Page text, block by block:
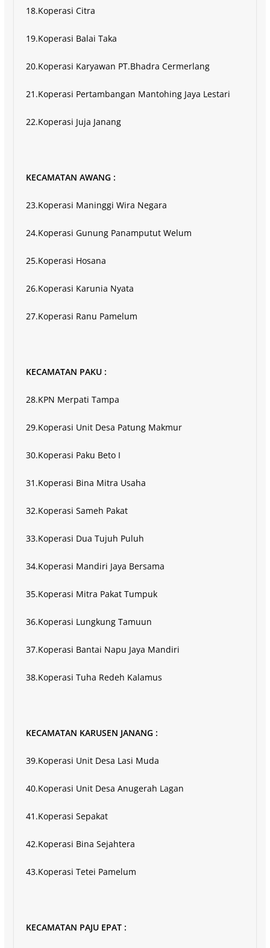
18.Koperasi Citra
19.Koperasi Balai Taka
20.Koperasi Karyawan PT.Bhadra Cermerlang
21.Koperasi Pertambangan Mantohing Jaya Lestari
22.Koperasi Juja Janang
KECAMATAN AWANG :
23.Koperasi Maninggi Wira Negara
24.Koperasi Gunung Panamputut Welum
25.Koperasi Hosana
26.Koperasi Karunia Nyata
27.Koperasi Ranu Pamelum
KECAMATAN PAKU :
28.KPN Merpati Tampa
29.Koperasi Unit Desa Patung Makmur
30.Koperasi Paku Beto I
31.Koperasi Bina Mitra Usaha
32.Koperasi Sameh Pakat
33.Koperasi Dua Tujuh Puluh
34.Koperasi Mandiri Jaya Bersama
35.Koperasi Mitra Pakat Tumpuk
36.Koperasi Lungkung Tamuun
37.Koperasi Bantai Napu Jaya Mandiri
38.Koperasi Tuha Redeh Kalamus
KECAMATAN KARUSEN JANANG :
39.Koperasi Unit Desa Lasi Muda
40.Koperasi Unit Desa Anugerah Lagan
41.Koperasi Sepakat
42.Koperasi Bina Sejahtera
43.Koperasi Tetei Pamelum
KECAMATAN PAJU EPAT :